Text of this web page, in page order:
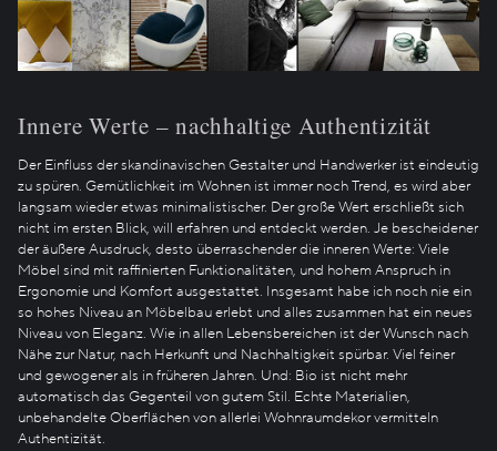
Innere Werte – nachhaltige Authentizität
Der Einfluss der skandinavischen Gestalter und Handwerker ist eindeutig
zu spüren. Gemütlichkeit im Wohnen ist immer noch Trend, es wird aber
langsam wieder etwas minimalistischer. Der große Wert erschließt sich
nicht im ersten Blick, will erfahren und entdeckt werden. Je bescheidener
der äußere Ausdruck, desto überraschender die inneren Werte: Viele
Möbel sind mit raffinierten Funktionalitäten, und hohem Anspruch in
Ergonomie und Komfort ausgestattet. Insgesamt habe ich noch nie ein
so hohes Niveau an Möbelbau erlebt und alles zusammen hat ein neues
Niveau von Eleganz. Wie in allen Lebensbereichen ist der Wunsch nach
Nähe zur Natur, nach Herkunft und Nachhaltigkeit spürbar. Viel feiner
und gewogener als in früheren Jahren. Und: Bio ist nicht mehr
automatisch das Gegenteil von gutem Stil. Echte Materialien,
unbehandelte Oberflächen von allerlei Wohnraumdekor vermitteln
Authentizität.